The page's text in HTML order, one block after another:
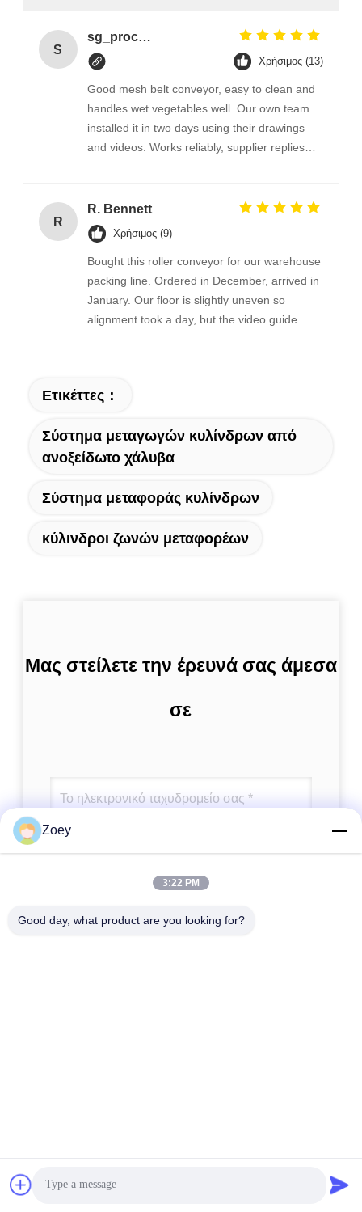
S
sg_processing
Χρήσιμος (13)
Good mesh belt conveyor, easy to clean and
handles wet vegetables well. Our own team
installed it in two days using their drawings
and videos. Works reliably, supplier replies
R
R. Bennett
Χρήσιμος (9)
Bought this roller conveyor for our warehouse
packing line. Ordered in December, arrived in
January. Our floor is slightly uneven so
alignment took a day, but the video guide
Ετικέττες：
Σύστημα μεταγωγών κυλίνδρων από
ανοξείδωτο χάλυβα
Σύστημα μεταφοράς κυλίνδρων
κύλινδροι ζωνών μεταφορέων
Μας στείλετε την έρευνά σας άμεσα
σε
Zoey
3:22 PM
Good day, what product are you looking for?